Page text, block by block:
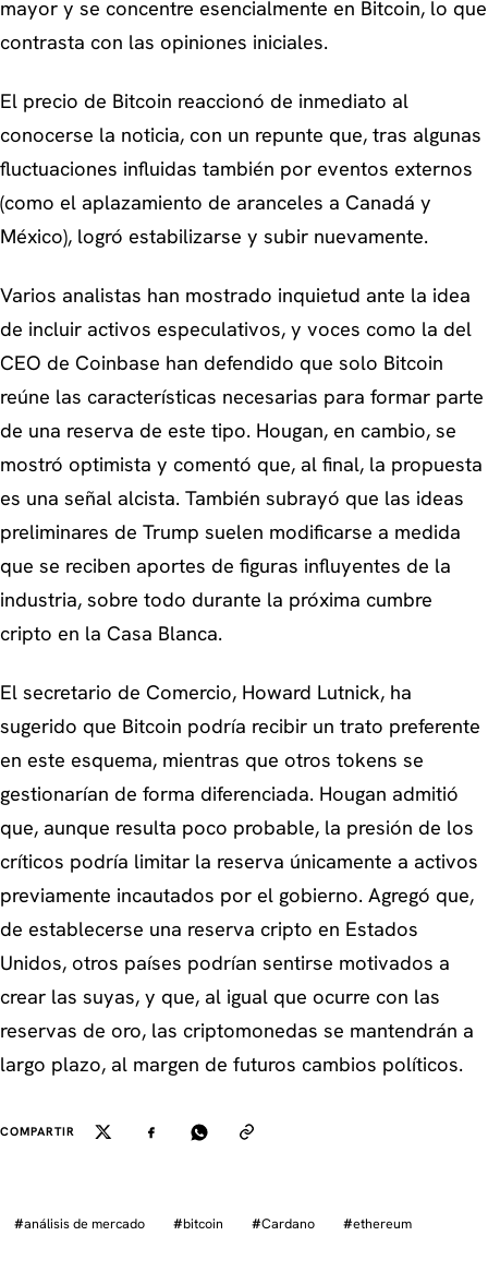
mayor y se concentre esencialmente en Bitcoin, lo que
contrasta con las opiniones iniciales.
El precio de Bitcoin reaccionó de inmediato al
conocerse la noticia, con un repunte que, tras algunas
fluctuaciones influidas también por eventos externos
(como el aplazamiento de aranceles a Canadá y
México), logró estabilizarse y subir nuevamente.
Varios analistas han mostrado inquietud ante la idea
de incluir activos especulativos, y voces como la del
CEO de Coinbase han defendido que solo Bitcoin
reúne las características necesarias para formar parte
de una reserva de este tipo. Hougan, en cambio, se
mostró optimista y comentó que, al final, la propuesta
es una señal alcista. También subrayó que las ideas
preliminares de Trump suelen modificarse a medida
que se reciben aportes de figuras influyentes de la
industria, sobre todo durante la próxima cumbre
cripto en la Casa Blanca.
El secretario de Comercio, Howard Lutnick, ha
sugerido que Bitcoin podría recibir un trato preferente
en este esquema, mientras que otros tokens se
gestionarían de forma diferenciada. Hougan admitió
que, aunque resulta poco probable, la presión de los
críticos podría limitar la reserva únicamente a activos
previamente incautados por el gobierno. Agregó que,
de establecerse una reserva cripto en Estados
Unidos, otros países podrían sentirse motivados a
crear las suyas, y que, al igual que ocurre con las
reservas de oro, las criptomonedas se mantendrán a
largo plazo, al margen de futuros cambios políticos.
COMPARTIR
#análisis de mercado #bitcoin #Cardano #ethereum